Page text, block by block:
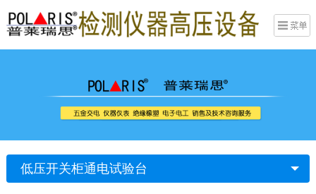
低压开关柜通电试验台